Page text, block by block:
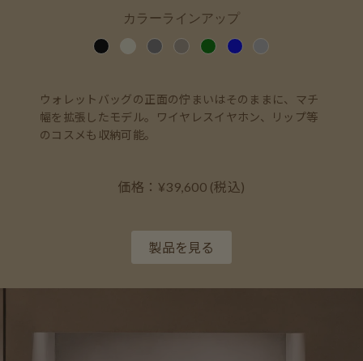
カラーラインアップ
ウォレットバッグの正面の佇まいはそのままに、マチ
幅を拡張したモデル。ワイヤレスイヤホン、リップ等
のコスメも収納可能。
価格：¥39,600 (税込)
製品を見る